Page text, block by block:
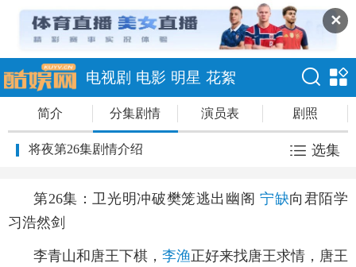
✕
电视剧 电影 明星 花絮
简介 分集剧情 演员表 剧照
将夜第26集剧情介绍 选集
第26集：卫光明冲破樊笼逃出幽阁 宁缺向君陌学
习浩然剑
李青山和唐王下棋， 李渔正好来找唐王求情，唐王